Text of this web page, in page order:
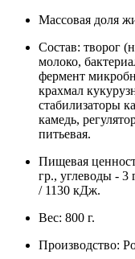
Массовая доля
Состав: творог
молоко,
фермент
крахмал
стабилизаторы
камедь,
питьевая.
Пищевая
гр., углеводы - 3
/ 1130 кДж.
Вес: 800 г.
Производство: